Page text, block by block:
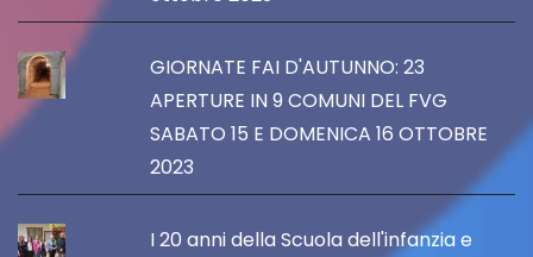
GIORNATE FAI D'AUTUNNO: 23
APERTURE IN 9 COMUNI DEL FVG
SABATO 15 E DOMENICA 16 OTTOBRE
2023
I 20 anni della Scuola dell'infanzia e